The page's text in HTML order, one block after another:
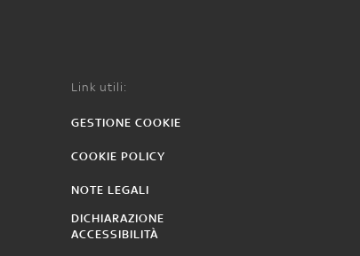
Link utili:
GESTIONE COOKIE
COOKIE POLICY
NOTE LEGALI
DICHIARAZIONE
ACCESSIBILITÀ